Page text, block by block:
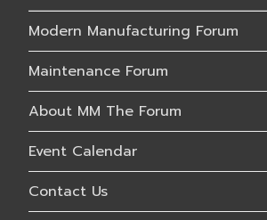
Modern Manufacturing Forum
Maintenance Forum
About MM The Forum
Event Calendar
Contact Us